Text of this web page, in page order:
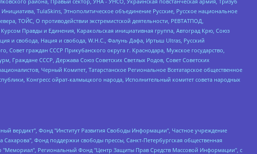
TulaSkins, Этнополитическое объединение Русские, Русское национальное
ТОЙС, О противодействии экстремистской деятельности, РЕВТАТПОД,
Правды и Единения, Каракольская инициативная группа, Автоград Крю, Союз
и свобода, Нация и свобода, W.H.С., Фалунь Дафа, Иртыш Ultras, Русский
граждан СССР Прикубанского округа г. Краснодара, Мужское государство,
Граждане СССР, Держава Союз Советских Светлых Родов, Совет Советских
Черный Комитет, Татарстанское Региональное Всетатарское общественное
Конгресс ойрат-калмыцкого народа, Исполнительный комитет совета народных
Общество с ограниченной ответственностью "Честные выборы", Еланчик Олег Александрович, Общество с ограниченной ответственностью "Нобелевский призыв", Гималова Регина Эмилевна, Григорьев Андрей Валерьевич, Григорьева Алина Александровна, Ассоциация по содействию защите прав призывников, альтернативнослужащих и военнослужащих "Правозащитная группа "Гражданин.Армия.Право", Хисамова Регина Фаритовна, Автономная некоммерческая организация по реализации социально-правовых программ "Лилит", Дальневосточное общественное движение "Маяк", Санкт-Петербургская ЛГБТ-инициативная группа "Выход", Инициативная группа ЛГБТ+ "Реверс", Алексеев Андрей Викторович, Бекбулатова Таисия Львовна, Беляев Иван Михайлович, Владыкина Елена Сергеевна, Гельман Марат Александрович, Никульшина Вероника Юрьевна, Толоконникова Надежда Андреевна, Шендерович Виктор Анатольевич, Общество с ограниченной ответственностью "Данное сообщение", Общество с ограниченной ответственностью Издательский дом "Новая глава", Айнбиндер Александра Александровна, Московский комьюнити-центр для ЛГБТ+инициатив, Благотворительный фонд развития филантропии, Deutsche Welle (Германия, Kurt-Schumacher-Strasse 3, 53113 Bonn), Борзунова Мария Михайловна, Воробьев Виктор Викторович, Голубева Анна Львовна, Константинова Алла Михайловна, Малкова Ирина Владимировна, Мурадов Мурад Абдулгалимович, Осетинская Елизавета Николаевна, Понасенков Евгений Николаевич, Ганапольский Матвей Юрьевич, Киселев Евгений Алексеевич, Борухович Ирина Григорьевна, Дремин Иван Тимофеевич, Дубровский Дмитрий Викторович, Красноярская региональная общественная организация поддержки и развития альтернативных образовательных технологий и межкультурных коммуникаций "ИНТЕРРА", Маяковская Екатерина Алексеевна, Фейгин Марк Захарович, Филимонов Андрей Викторович, Дзугкоева Регина Николаевна, Доброхотов Роман Александрович, Дудь Юрий Александрович, Елкин Сергей Владимирович, Кругликов Кирилл Игоревич, Сабунаева Мария Леонидовна, Семенов Алексей Владимирович, Шаинян Карен Багратович, Шульман Екатерина Михайловна, Асафьев Артур Валерьевич, Вахштайн Виктор Семенович, Венедиктов Алексей Алексеевич, Лушникова Екатерина Евгеньевна, Волков Леонид Михайлович, Невзоров Александр Глебович, Пархоменко Сергей Борисович, Сироткин Ярослав Николаевич, Кара-Мурза Владимир Владимирович, Баранова Наталья Владимировна, Гозман Леонид Яковлевич, Кагарлицкий Борис Юльевич, Климарев Михаил Валерьевич, Милов Владимир Станиславович, Автономная некоммерческая организация Краснодарский центр современного искусства "Типография", Моргенштерн Алишер Тагирович, Соболь Любовь Эдуардовна, Общество с ограниченной ответственностью "ЛИЗА НОРМ", Каспаров Гарри Кимович, Ходорковский Михаил Борисович, Общество с ограниченной ответственностью "Апрельские тезисы", Данилович Ирина Брониславовна, Кашин Олег Владимирович, Петров Николай Владимирович, Пивоваров Алексей Владимирович, Соколов Михаил Владимирович, Цветкова Юлия Владимировна, Чичваркин Евгений Александрович, Комитет против пыток/Команда против пыток, Общество с ограниченной ответственностью "Первый научный", Общество с ограниченной ответственностью "Вертолет и ко", Белоцерковская Вероника Борисовна, Кац Максим Евгеньевич, Лазарева Татьяна Юрьевна, Шаведдинов Руслан Табризович, Яшин Илья Валерьевич, Общество с ограниченной ответственностью "Иноагент ААВ", Алешковский Дмитрий Петрович, Альбац Евгения Марковна, Быков Дмитрий Львович, Галямина Юлия Евгеньевна, Лойко Сергей Леонидович, Мартынов Кирилл Константинович, Медведев Сергей Александрович, Крашенинников Федор Геннадиевич, Гордеева Катерина Вл